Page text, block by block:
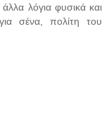
λόγια φυσικά και
σένα, πολίτη του